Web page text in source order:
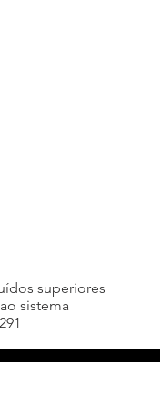
superiores
sistema